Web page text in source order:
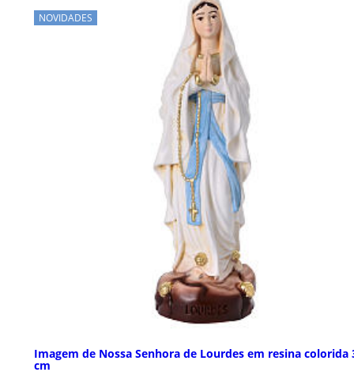
NOVIDADES
Imagem de Nossa Senhora de Lourdes em resina colorida
cm